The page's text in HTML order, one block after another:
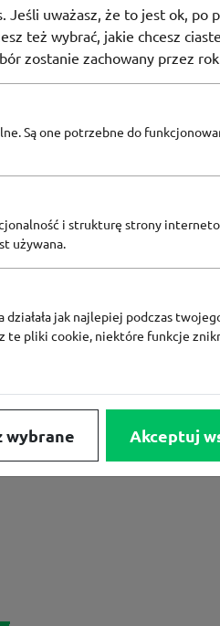
Converse
Programu Lojalnościowego
Converse
Jeśli uważasz, że to jest ok, po
też wybrać, jakie chcesz
zostanie zachowany przez
Są one potrzebne do
i strukturę strony
używana.
jak najlepiej podczas
te pliki cookie, niektóre funkcje
wybrane Akceptuj